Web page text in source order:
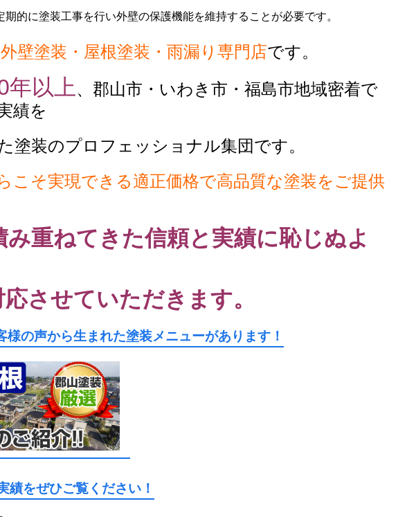
期的に塗装工事を行い外壁の保護機能を維持することが必要です。
外壁塗装・屋根塗装・雨漏り専門店です。
年以上 、郡山市・いわき市・福島市地域密着で
績を
塗装のプロフェッショナル集団です。
こそ実現できる適正価格で高品質な塗装をご提供
み重ねてきた信頼と実績に恥じぬよ
させていただきます。
様の声から生まれた塗装メニューがあります！
績をぜひご覧ください！